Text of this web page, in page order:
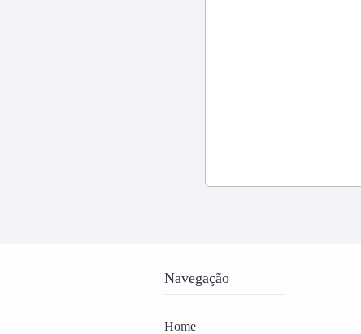
Navegação
Home